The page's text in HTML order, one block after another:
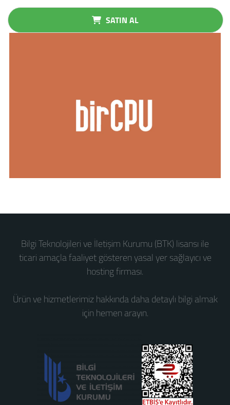
SATIN AL
Bilgi Teknolojileri ve İletişim Kurumu (BTK) lisansı ile
ticari amaçla faaliyet gösteren yasal yer sağlayıcı ve
hosting firması.
Ürün ve hizmetlerimiz hakkında daha detaylı bilgi almak
için hemen arayın.